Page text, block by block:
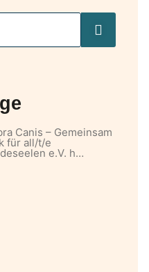
Canis – Gemeinsam
für all/t/e
e.V. h…